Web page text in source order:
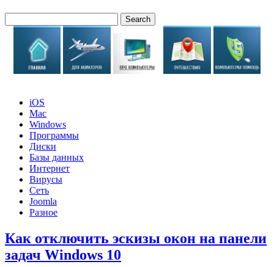
iOS
Mac
Windows
Программы
Диски
Базы данных
Интернет
Вирусы
Сеть
Joomla
Разное
Как отключить эскизы окон на панели
задач Windows 10